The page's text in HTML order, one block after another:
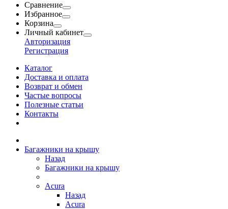
Сравнение
Избранное
Корзина
Личный кабинет
Авторизация
Регистрация
Каталог
Доставка и оплата
Возврат и обмен
Частые вопросы
Полезные статьи
Контакты
Багажники на крышу
Назад
Багажники на крышу
Acura
Назад
Acura